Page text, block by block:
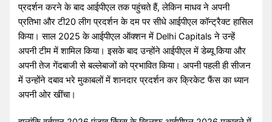
प्रदर्शन करने के बाद आईपीएल तक पहुंचते हैं, लेकिन माधव ने अपनी
प्रतिभा और टी20 लीग प्रदर्शन के दम पर सीधे आईपीएल कॉन्ट्रैक्ट हासिल
किया। साल 2025 के आईपीएल ऑक्शन में Delhi Capitals ने उन्हें
अपनी टीम में शामिल किया। इसके बाद उन्होंने आईपीएल में डेब्यू किया और
अपनी तेज गेंदबाजी से बल्लेबाजों को प्रभावित किया। अपनी पहली ही सीजन
में उन्होंने दबाव भरे मुकाबलों में शानदार प्रदर्शन कर क्रिकेट फैंस का ध्यान
अपनी ओर खींचा।